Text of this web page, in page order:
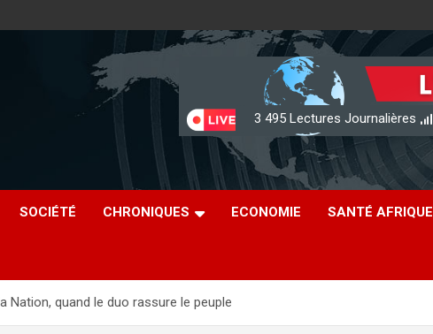
3 495Lectures Journalières
SOCIÉTÉ CHRONIQUES ECONOMIE SANTÉ AFRIQUE
Nation, quand le duo rassure le peuple